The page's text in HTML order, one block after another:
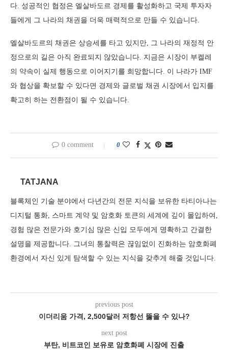
다. 성공적인 협정은 엘살바도르 경제를 활성화하고 국제 투자자
들에게 그 나라의 채권을 더욱 매력적으로 만들 수 있습니다.
엘살바도르의 채권은 상승세를 타고 있지만, 그 나라의 재정적 안
정으로의 길은 아직 완료되지 않았습니다. 지금은 시장이 부켈레
의 약속이 실제 행동으로 이어지기를 희망합니다. 이 나라가 IMF
와 협상을 확보할 수 있다면 경제와 글로벌 채권 시장에서 입지를
확고히 하는 전환점이 될 수 있습니다.
0 comment 0
TATJANA
블록체인 기술 분야에서 다년간의 전문 지식을 보유한 타티아나는
디지털 통화, 스마트 계약 및 암호화 토큰의 세계에 깊이 몰입하여,
경험 많은 전문가와 호기심 많은 신입 모두에게 명확하고 간결한
설명을 제공합니다. 그녀의 통찰력은 끊임없이 진화하는 암호화폐
환경에서 자신 있게 탐색할 수 있는 지식을 갖추게 해줄 것입니다.
previous post
이더리움 가격, 2,500달러 저항선 뚫을 수 있나?
next post
부탄, 비트코인 보유로 암호화폐 시장에 진출